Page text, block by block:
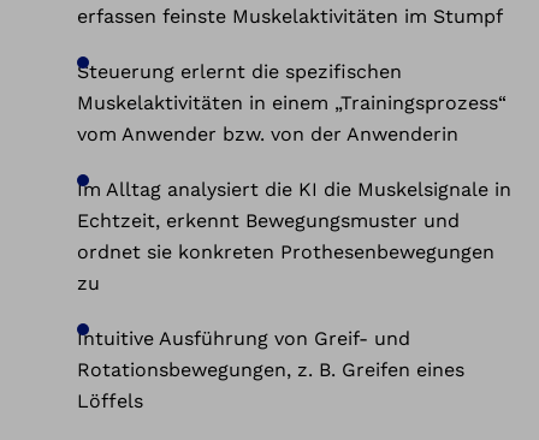
erfassen feinste Muskelaktivitäten im Stumpf
Steuerung erlernt die spezifischen
Muskelaktivitäten in einem „Trainingsprozess“
vom Anwender bzw. von der Anwenderin
Im Alltag analysiert die KI die Muskelsignale in
Echtzeit, erkennt Bewegungsmuster und
ordnet sie konkreten Prothesenbewegungen
zu
Intuitive Ausführung von Greif- und
Rotationsbewegungen, z. B. Greifen eines
Löffels